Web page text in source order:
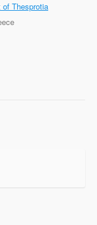
of Thesprotia